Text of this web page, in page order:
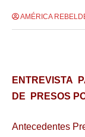
AMÉRICA
ENTREVISTA
DE PRESOS
Antecedentes